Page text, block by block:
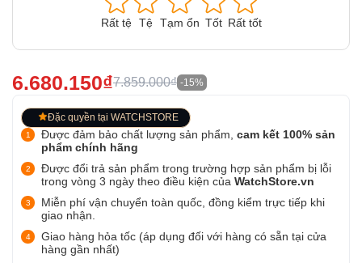
Rất tệ Tệ Tạm ổn Tốt Rất tốt
6.680.150₫7.859.000₫ -15%
Đặc quyền tại WATCHSTORE
Được đảm bảo chất lượng sản phẩm, cam kết 100% sản
phẩm chính hãng
Được đổi trả sản phẩm trong trường hợp sản phẩm bị lỗi
trong vòng 3 ngày theo điều kiện của WatchStore.vn
Miễn phí vận chuyển toàn quốc, đồng kiểm trực tiếp khi
giao nhận.
Giao hàng hỏa tốc (áp dụng đối với hàng có sẵn tại cửa
hàng gần nhất)